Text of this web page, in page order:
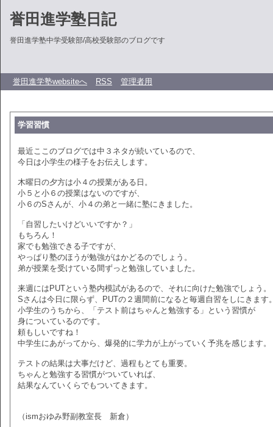
誉田進学塾日記
誉田進学塾中学受験部/高校受験部のブログです
誉田進学塾websiteへ RSS 管理者用
学習習慣
最近ここのブログでは中３ネタが続いているので、
今日は小学生の様子をお伝えします。
木曜日の夕方は小４の授業がある日。
小５と小６の授業はないのですが、
小６のSさんが、小４の弟と一緒に塾にきました。
「自習したいけどいいですか？」
もちろん！
家でも勉強できる子ですが、
やっぱり塾のほうが勉強がはかどるのでしょう。
弟が授業を受けている間ずっと勉強していました。
来週にはPUTという塾内模試があるので、それに向けた勉強でしょう。
Sさんは今日に限らず、PUTの２週間前になると毎週自習をしにきます
小学生のうちから、「テスト前はちゃんと勉強する」という習慣が
身についているのです。
頼もしいですね！
中学生にあがってから、爆発的に学力が上がっていく予兆を感じます。
テストの結果は大事だけど、過程もとても重要。
ちゃんと勉強する習慣がついていれば、
結果なんていくらでもついてきます。
（ismおゆみ野副教室長 新倉）